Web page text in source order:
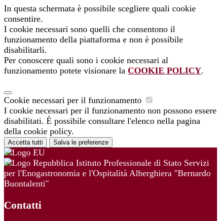
In questa schermata è possibile scegliere quali cookie
consentire.
I cookie necessari sono quelli che consentono il
funzionamento della piattaforma e non è possibile
disabilitarli.
Per conoscere quali sono i cookie necessari al
funzionamento potete visionare la COOKIE POLICY.
Cookie necessari per il funzionamento
I cookie necessari per il funzionamento non possono essere
disabilitati. È possibile consultare l'elenco nella pagina
della cookie policy.
Accetta tutti Salva le preferenze
Istituto Professionale di Stato Servizi
per l'Enogastronomia e l'Ospitalità Alberghiera "Bernardo
Buontalenti"
Contatti